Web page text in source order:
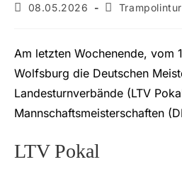
Beitrag
08.05.2026
Beitrags-
Am letzten Wochenende, vom
Wolfsburg die Deutschen
Landesturnverbände (LTV
Mannschaftsmeisterschaften
LTV Pokal